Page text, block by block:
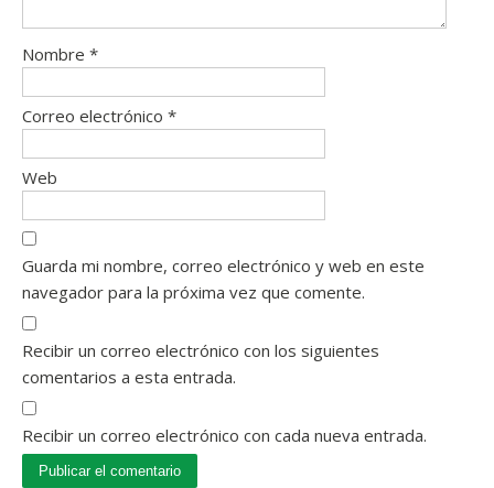
Nombre *
Correo electrónico *
Web
Guarda mi nombre, correo electrónico y web en este
navegador para la próxima vez que comente.
Recibir un correo electrónico con los siguientes
comentarios a esta entrada.
Recibir un correo electrónico con cada nueva entrada.